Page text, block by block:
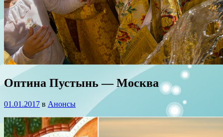
Оптина Пустынь — Москва
01.01.2017 в Анонсы